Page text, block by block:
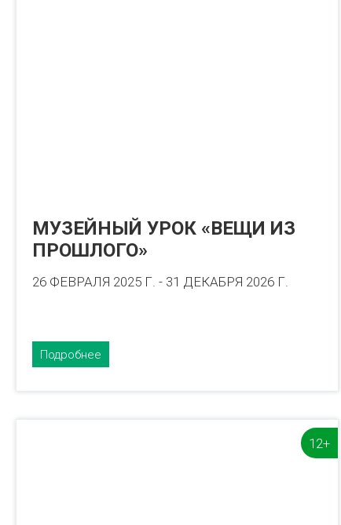
МУЗЕЙНЫЙ УРОК «ВЕЩИ ИЗ
ПРОШЛОГО»
26 ФЕВРАЛЯ 2025 Г. - 31 ДЕКАБРЯ 2026 Г.
Подробнее
12+